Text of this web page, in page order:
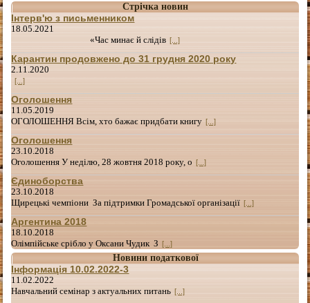
Стрічка новин
Інтерв'ю з письменником
18.05.2021
«Час минає й слідів [...]
Карантин продовжено до 31 грудня 2020 року
2.11.2020
[...]
Оголошення
11.05.2019
ОГОЛОШЕННЯ Всім, хто бажає придбати книгу [...]
Оголошення
23.10.2018
Оголошення У неділю, 28 жовтня 2018 року, о [...]
Єдиноборства
23.10.2018
Щирецькі чемпіони За підтримки Громадської організації [...]
Аргентина 2018
18.10.2018
Олімпійське срібло у Оксани Чудик З [...]
Новини податкової
Інформація 10.02.2022-3
11.02.2022
Навчальний семінар з актуальних питань [...]